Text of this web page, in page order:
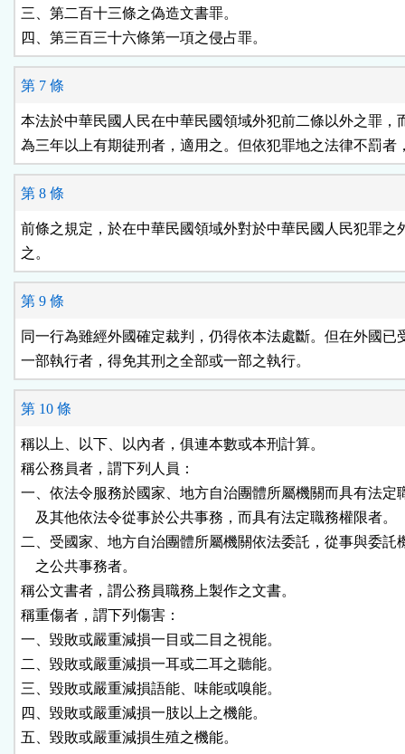
三、第二百十三條之偽造文書罪。
四、第三百三十六條第一項之侵占罪。
第 7 條
本法於中華民國人民在中華民國領域外犯前二條以外之罪，
為三年以上有期徒刑者，適用之。但依犯罪地之法律不罰者
第 8 條
前條之規定，於在中華民國領域外對於中華民國人民犯罪之
之。
第 9 條
同一行為雖經外國確定裁判，仍得依本法處斷。但在外國已
一部執行者，得免其刑之全部或一部之執行。
第 10 條
稱以上、以下、以內者，俱連本數或本刑計算。
稱公務員者，謂下列人員：
一、依法令服務於國家、地方自治團體所屬機關而具有法定
    及其他依法令從事於公共事務，而具有法定職務權限者。
二、受國家、地方自治團體所屬機關依法委託，從事與委託
    之公共事務者。
稱公文書者，謂公務員職務上製作之文書。
稱重傷者，謂下列傷害：
一、毀敗或嚴重減損一目或二目之視能。
二、毀敗或嚴重減損一耳或二耳之聽能。
三、毀敗或嚴重減損語能、味能或嗅能。
四、毀敗或嚴重減損一肢以上之機能。
五、毀敗或嚴重減損生殖之機能。